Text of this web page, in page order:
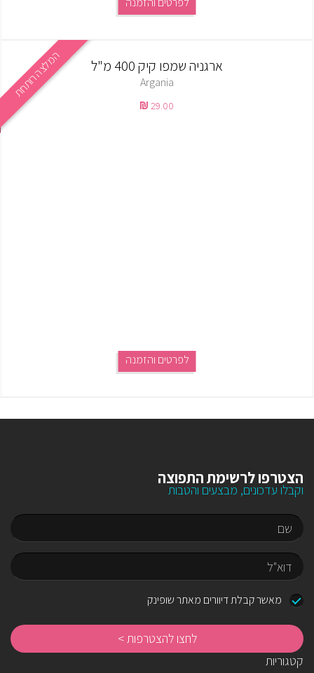
המלצה רותחת ארגניה שמפו קיק 400 מ"ל
Argania
29.00
לפרטים והזמנה
הצטרפו לרשימת התפוצה
וקבלו עדכונים, מבצעים והטבות
שם
דוא"למאשר קבלת דיוורים מאתר שופינק
קטגוריות